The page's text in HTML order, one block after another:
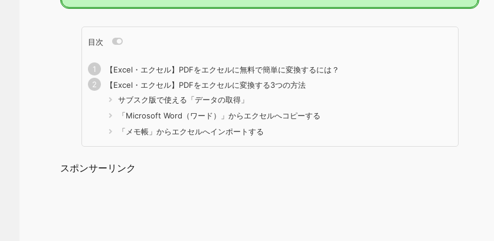
目次
【Excel・エクセル】PDFをエクセルに無料で簡単に変換するには？
【Excel・エクセル】PDFをエクセルに変換する3つの方法
サブスク版で使える「データの取得」
「Microsoft Word（ワード）」からエクセルへコピーする
「メモ帳」からエクセルへインポートする
スポンサーリンク